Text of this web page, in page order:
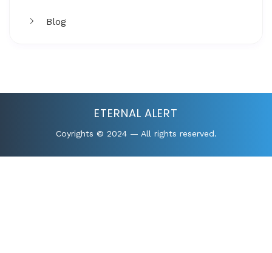
Blog
ETERNAL ALERT
Coyrights © 2024 — All rights reserved.